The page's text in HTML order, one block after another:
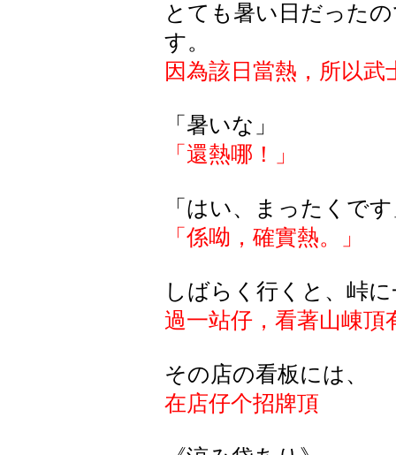
とても暑い日だった
す。
因為該日當熱，所以
「暑いな」
「還熱哪！」
「はい、まったくで
「係呦，確實熱。」
しばらく行くと、峠
過一站仔，看著山崠頂
その店の看板には、
在店仔个招牌頂